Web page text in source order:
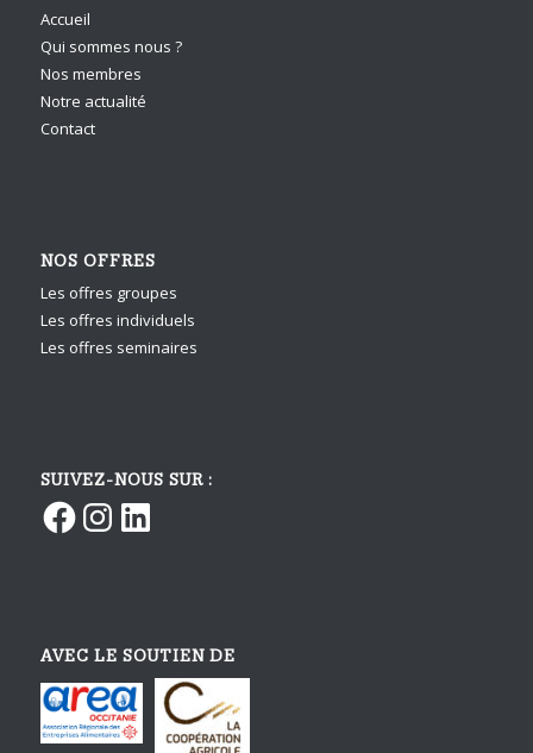
Accueil
Qui sommes nous ?
Nos membres
Notre actualité
Contact
NOS OFFRES
Les offres groupes
Les offres individuels
Les offres seminaires
SUIVEZ-NOUS SUR :
FacebookInstagram
LinkedIn
AVEC LE SOUTIEN DE